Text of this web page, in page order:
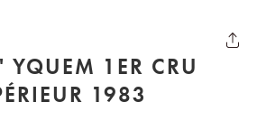
YQUEM 1ER CRU
CLASSÉ SUPÉRIEUR 1983